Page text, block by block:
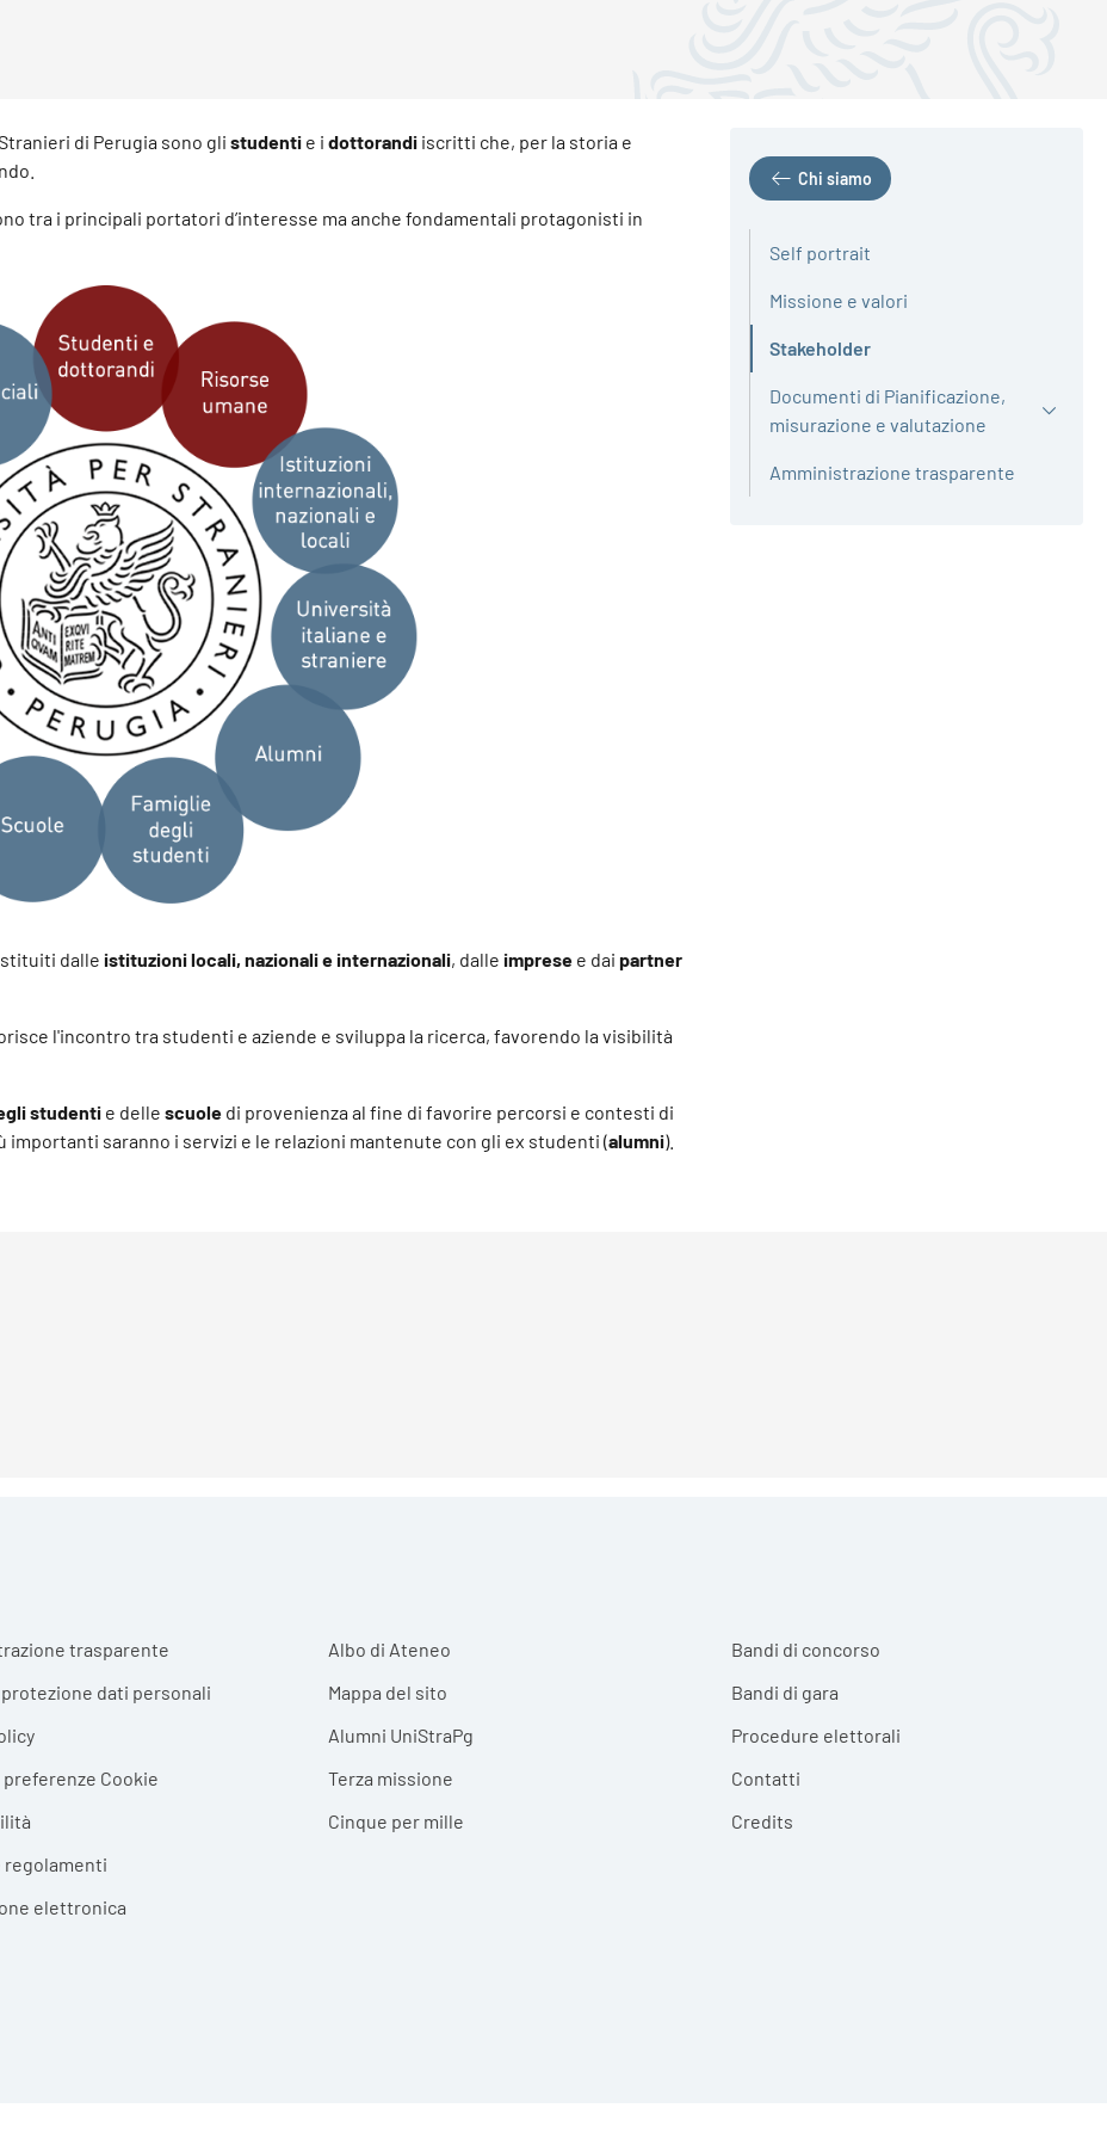
di Perugia sono gli studenti e i dottorandi iscritti che, per la storia e
tra i principali portatori d’interesse ma anche fondamentali protagonisti in
dalle istituzioni locali, nazionali e internazionali, dalle imprese e dai partner
l'incontro tra studenti e aziende e sviluppa la ricerca, favorendo la visibilità
studenti e delle scuole di provenienza al fine di favorire percorsi e contesti di
saranno i servizi e le relazioni mantenute con gli ex studenti (alumni).
Chi siamo
Self portrait
Missione e valori
Stakeholder
Attivo
Documenti di Pianificazione,
misurazione e valutazione
Amministrazione trasparente
menutrasparente
protezione dati personali
Cookie
regolamenti
elettronica
Albo di Ateneo
Mappa del sito
Alumni UniStraPg
Terza missione
Cinque per mille
Bandi di concorso
Bandi di gara
Procedure elettorali
Contatti
Credits